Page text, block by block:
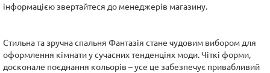
інформацією звертайтеся до менеджерів магазину.
Стильна та зручна спальня Фантазія стане чудовим вибором для
оформлення кімнати у сучасних тенденціях моди. Чіткі форми,
досконале поєднання кольорів – усе це забезпечує привабливий